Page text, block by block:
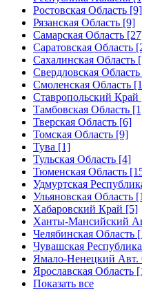
Ростовская Область [9]
Рязанская Область [9]
Самарская Область
Саратовская Область
Сахалинская Область
Свердловская
Смоленская Область
Ставропольский Край
Тамбовская Область
Тверская Область [6]
Томская Область [9]
Тува [1]
Тульская Область [4]
Тюменская Область
Удмуртская
Ульяновская Область
Хабаровский Край [5]
Ханты-Мансийский
Челябинская Область
Чувашская
Ямало-Ненецкий
Ярославская Область
Показать все